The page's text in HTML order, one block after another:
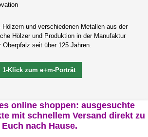
Hölzern und verschiedenen Metallen aus der
Hölzer und Produktion in der Manufaktur
seit über 125 Jahren.
1-Klick zum e+m-Porträt
online shoppen: ausgesuchte
mit schnellem Versand direkt zu
Euch nach Hause.